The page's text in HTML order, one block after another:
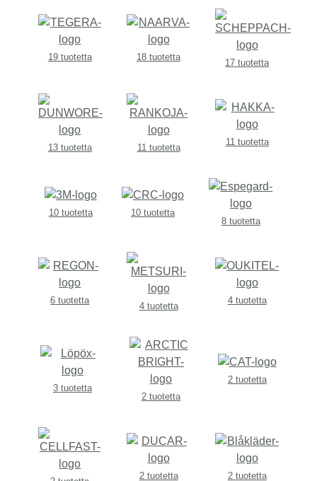
19 tuotetta 18 tuotetta
17 tuotetta
13 tuotetta 11 tuotetta
11 tuotetta
10 tuotetta
10 tuotetta
8 tuotetta
6 tuotetta
4 tuotetta
4 tuotetta
3 tuotetta
2 tuotetta
2 tuotetta
2 tuotetta 2 tuotetta